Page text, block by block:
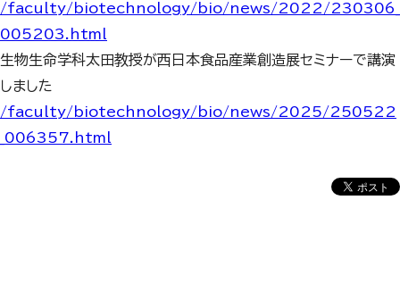
/faculty/biotechnology/bio/news/2022/230306_
005203.html
生物生命学科太田教授が西日本食品産業創造展セミナーで講演
しました
/faculty/biotechnology/bio/news/2025/250522
_006357.html